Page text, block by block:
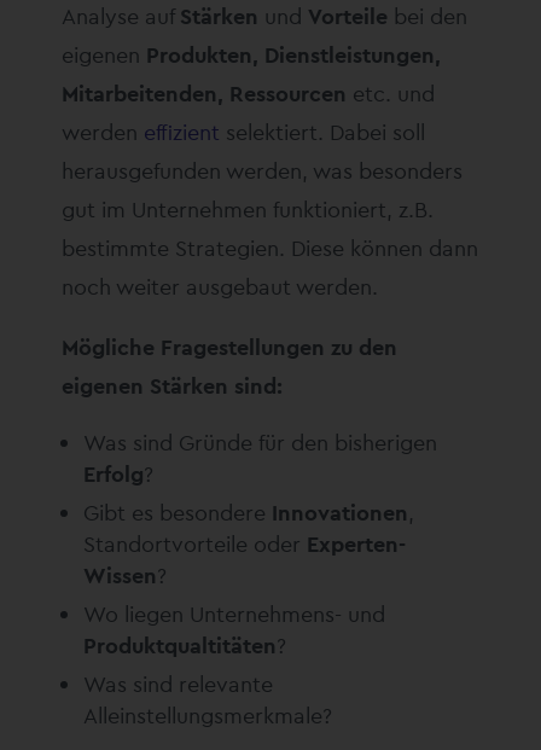
Analyse auf Stärken und Vorteile bei den
eigenen Produkten, Dienstleistungen,
Mitarbeitenden, Ressourcen etc. und
werden effizient selektiert. Dabei soll
herausgefunden werden, was besonders
gut im Unternehmen funktioniert, z.B.
bestimmte Strategien. Diese können dann
noch weiter ausgebaut werden.
Mögliche Fragestellungen zu den
eigenen Stärken sind:
Was sind Gründe für den bisherigen
Erfolg?
Gibt es besondere Innovationen,
Standortvorteile oder Experten-
Wissen?
Wo liegen Unternehmens- und
Produktqualtitäten?
Was sind relevante
Alleinstellungsmerkmale?